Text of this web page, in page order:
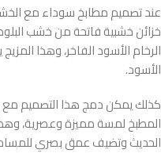
عند تصميم مطابخ سوداء مع
خزائن خشبية فاتحة من خشب
الرخام الأسود الفاخر، وهذا
الأسود.
كذلك يمكن دمج هذا التصميم مع
المطبخ لمسة مميزة وعصرية،
الحديث وتضيف عمق بصري